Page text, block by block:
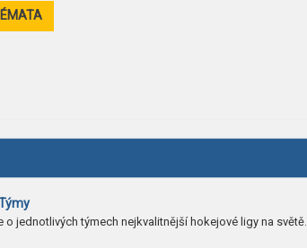
o jednotlivých týmech nejkvalitnější hokejové ligy na světě.